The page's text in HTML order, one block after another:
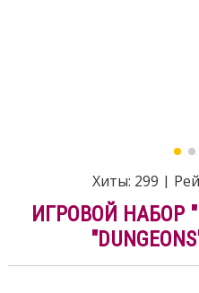
Хиты: 299 |
ИГРОВОЙ НАБОР